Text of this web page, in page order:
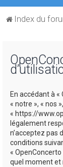
Index du
En accédant à
« notre », « nos
« https://
légalement
n’acceptez pas
conditions
«
quel moment et